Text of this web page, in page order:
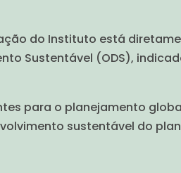
do Instituto está
Sustentável (ODS),
para o planejamento
sustentável do